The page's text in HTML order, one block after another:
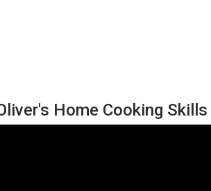
Home Cooking Skills